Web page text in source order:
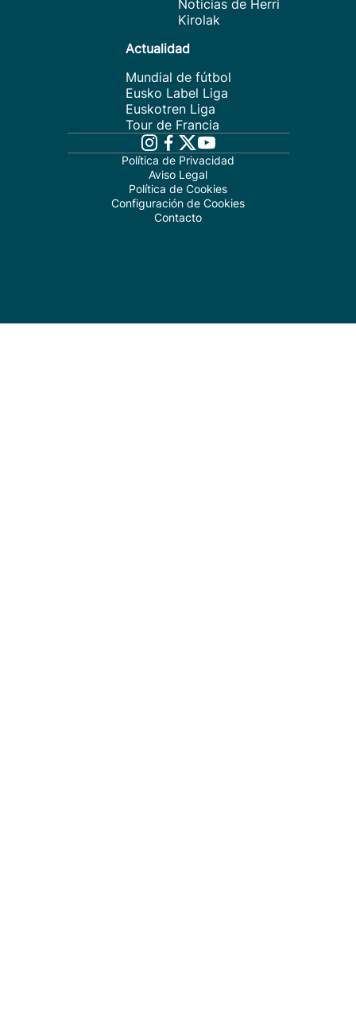
Noticias de Herri
Kirolak
Actualidad
Mundial de fútbol
Eusko Label Liga
Euskotren Liga
Tour de Francia
Política de Privacidad
Aviso Legal
Política de Cookies
Configuración de Cookies
Contacto